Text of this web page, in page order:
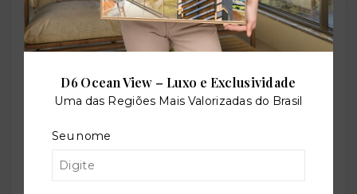
Localização
Rua Rodrigues de Carvalho, 450 - Intermares -
+
−
D6 Ocean View – Luxo e Exclusividade
Uma das Regiões Mais Valorizadas do Brasil
Seu nome